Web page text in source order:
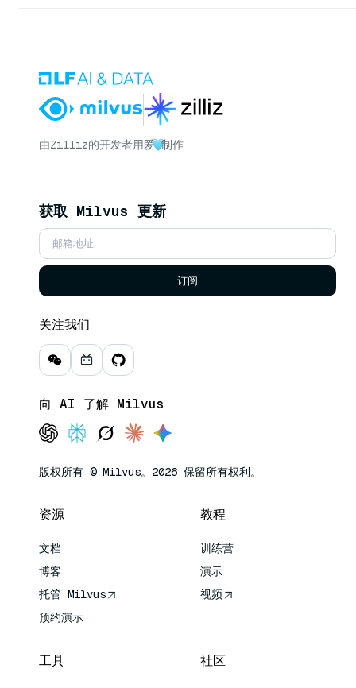
由Zilliz的开发者用爱 制作
获取 Milvus 更新
订阅
关注我们
向 AI 了解 Milvus
版权所有 © Milvus。2026 保留所有权利。
资源
文档
博客
托管 Milvus
预约演示
教程
训练营
演示
视频
工具 社区